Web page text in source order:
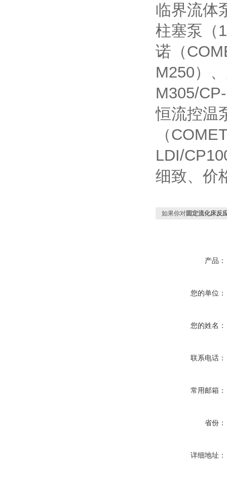
临界流体
柱塞泵（
诺（
M250）
M305/
恒流控温
（
LDI/
细致、价
如果你对固定流化床反
产品：
您的单位：
您的姓名：
联系电话：
常用邮箱：
省份：
详细地址：